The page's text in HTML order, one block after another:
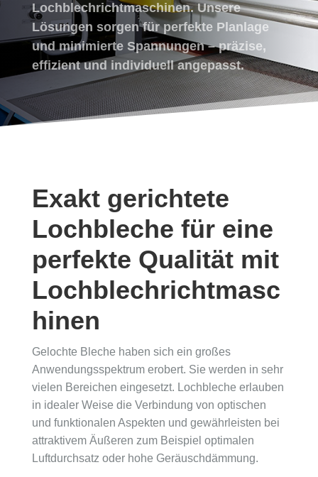
Lochblechrichtmaschinen. Unsere
Lösungen sorgen für perfekte Planlage
und minimierte Spannungen – präzise,
effizient und individuell angepasst.
Exakt gerichtete
Lochbleche für eine
perfekte Qualität mit
Lochblechrichtmasc
hinen
Gelochte Bleche haben sich ein großes
Anwendungsspektrum erobert. Sie werden in sehr
vielen Bereichen eingesetzt. Lochbleche erlauben
in idealer Weise die Verbindung von optischen
und funktionalen Aspekten und gewährleisten bei
attraktivem Äußeren zum Beispiel optimalen
Luftdurchsatz oder hohe Geräuschdämmung.